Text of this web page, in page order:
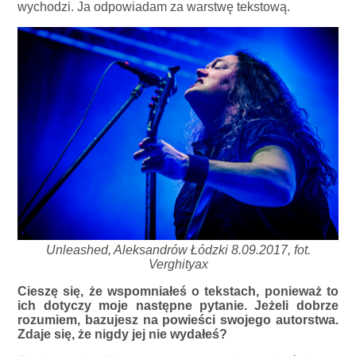
wychodzi. Ja odpowiadam za warstwę tekstową.
Unleashed, Aleksandrów Łódzki 8.09.2017, fot.
Verghityax
Cieszę się, że wspomniałeś o tekstach, ponieważ to
ich dotyczy moje następne pytanie. Jeżeli dobrze
rozumiem, bazujesz na powieści swojego autorstwa.
Zdaje się, że nigdy jej nie wydałeś?